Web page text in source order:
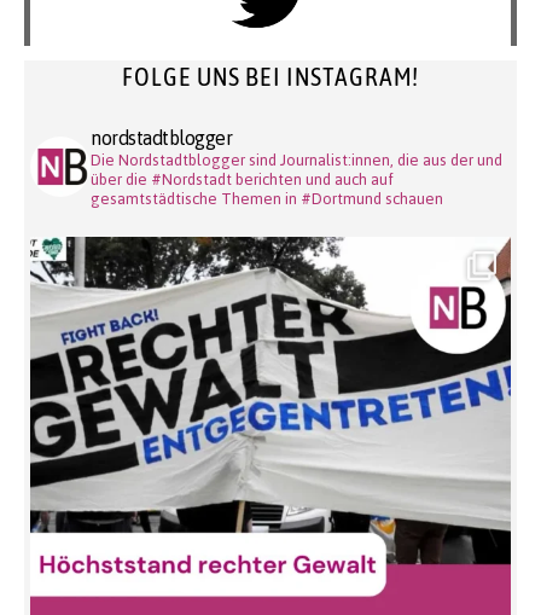
FOLGE UNS BEI INSTAGRAM!
nordstadtblogger
Die Nordstadtblogger sind Journalist:innen, die aus der und
über die #Nordstadt berichten und auch auf
gesamtstädtische Themen in #Dortmund schauen